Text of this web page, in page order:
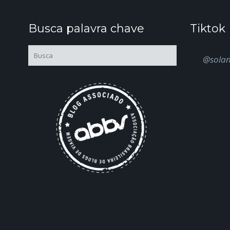
Busca palavra chave Tiktok